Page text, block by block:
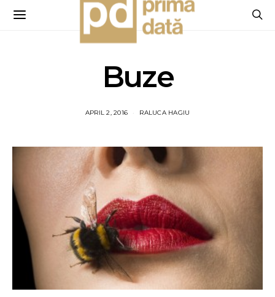
Buze
APRIL 2, 2016 RALUCA HAGIU